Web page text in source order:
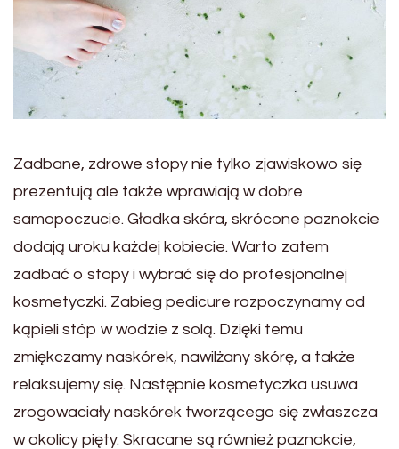
Zadbane, zdrowe stopy nie tylko zjawiskowo się
prezentują ale także wprawiają w dobre
samopoczucie. Gładka skóra, skrócone paznokcie
dodają uroku każdej kobiecie. Warto zatem
zadbać o stopy i wybrać się do profesjonalnej
kosmetyczki. Zabieg pedicure rozpoczynamy od
kąpieli stóp w wodzie z solą. Dzięki temu
zmiękczamy naskórek, nawilżany skórę, a także
relaksujemy się. Następnie kosmetyczka usuwa
zrogowaciały naskórek tworzącego się zwłaszcza
w okolicy pięty. Skracane są również paznokcie,